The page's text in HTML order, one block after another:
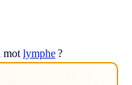
motlymphe?